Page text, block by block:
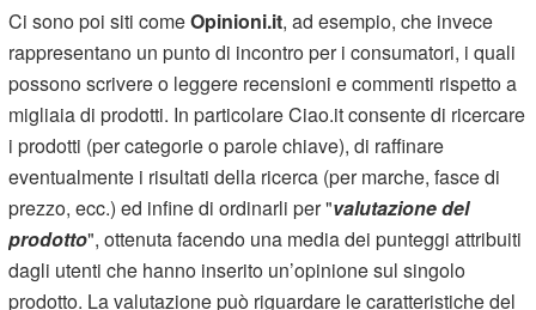
Ci sono poi siti comeOpinioni.it, ad esempio, che invece
rappresentano un punto di incontro per i consumatori, i quali
possono scrivere o leggere recensioni e commenti rispetto a
migliaia di prodotti. In particolare Ciao.it consente di ricercare
i prodotti (per categorie o parole chiave), di raffinare
eventualmente i risultati della ricerca (per marche, fasce di
prezzo, ecc.) ed infine di ordinarli per "valutazione del
prodotto", ottenuta facendo una media dei punteggi attribuiti
dagli utenti che hanno inserito un’opinione sul singolo
prodotto. La valutazione può riguardare le caratteristiche del